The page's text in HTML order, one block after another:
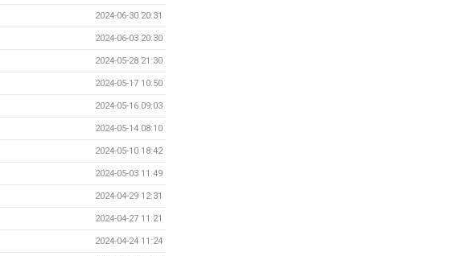
2024-06-30 20:31
2024-06-03 20:30
2024-05-28 21:30
2024-05-17 10:50
2024-05-16 09:03
2024-05-14 08:10
2024-05-10 18:42
2024-05-03 11:49
2024-04-29 12:31
2024-04-27 11:21
2024-04-24 11:24